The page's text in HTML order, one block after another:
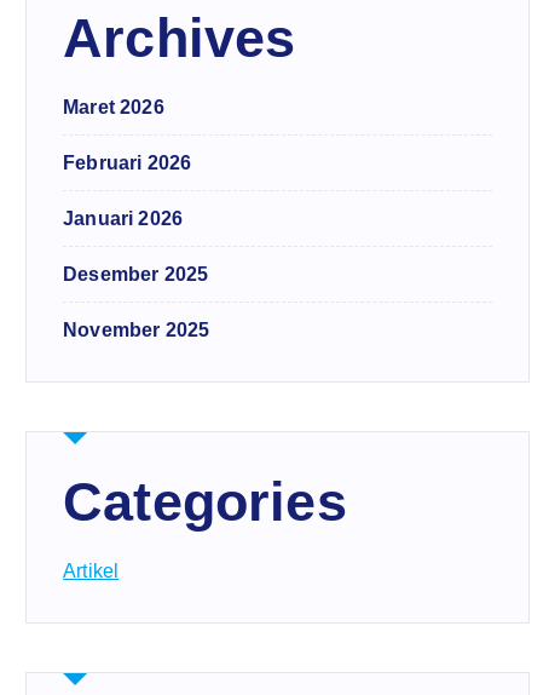
Archives
Maret 2026
Februari 2026
Januari 2026
Desember 2025
November 2025
Categories
Artikel